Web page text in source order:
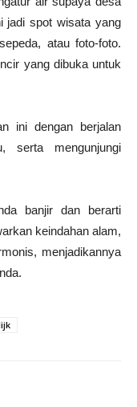
jadi spot wisata yang
atau foto-foto.
yang dibuka untuk
ini dengan berjalan
serta mengunjungi
banjir dan berarti
keindahan alam,
menjadikannya